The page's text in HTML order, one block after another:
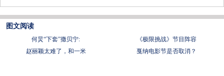
图文阅读
何炅“下套”撒贝宁:
《极限挑战》节目阵容
赵丽颖太难了，和一米
戛纳电影节是否取消？